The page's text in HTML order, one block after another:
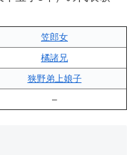
笠郎女
橘諸兄
狭野弟上娘子
–